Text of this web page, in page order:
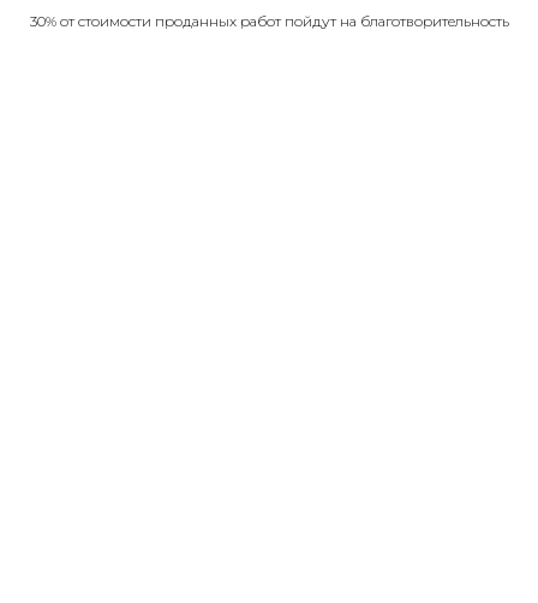
30% от стоимости проданных работ пойдут на благотворительность